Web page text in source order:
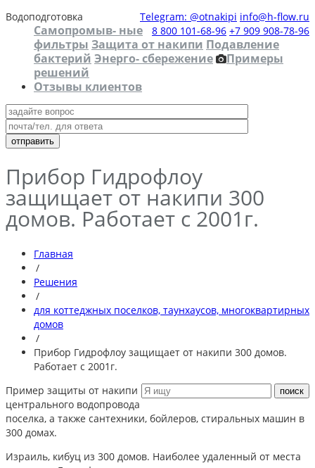
Водоподготовка Telegram: @otnakipi info@h-flow.ru
8 800 101-68-96 +7 909 908-78-96
Самопромыв- ные
фильтры Защита от накипи Подавление
бактерий Энерго- сбережение
Примеры
решений
Отзывы клиентов
Прибор Гидрофлоу
защищает от накипи 300
домов. Работает с 2001г.
Главная
/
Решения
/
для коттеджных поселков, таунхаусов, многоквартирных
домов
/
Прибор Гидрофлоу защищает от накипи 300 домов.
Работает с 2001г.
Пример защиты от накипи
центрального водопровода
поселка, а также сантехники, бойлеров, стиральных машин в
300 домах.
Израиль, кибуц из 300 домов. Наиболее удаленный от места